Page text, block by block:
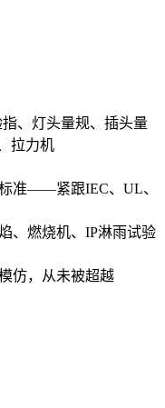
、灯头量规、插头量
拉力机
准——紧跟IEC、UL、
、燃烧机、IP淋雨试验
仿，从未被超越